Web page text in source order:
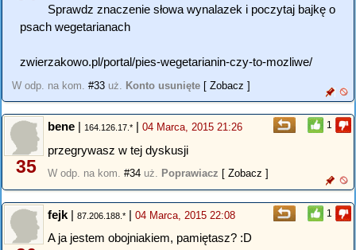
Sprawdz znaczenie słowa wynalazek i poczytaj bajkę o
psach wegetarianach
zwierzakowo.pl/portal/pies-wegetarianin-czy-to-mozliwe/
W odp. na kom. #33 uż. Konto usunięte [ Zobacz ]
1
35
bene | 164.126.17.* | 04 Marca, 2015 21:26
przegrywasz w tej dyskusji
W odp. na kom. #34 uż. Poprawiacz [ Zobacz ]
1
fejk | 87.206.188.* | 04 Marca, 2015 22:08
A ja jestem obojniakiem, pamiętasz? :D